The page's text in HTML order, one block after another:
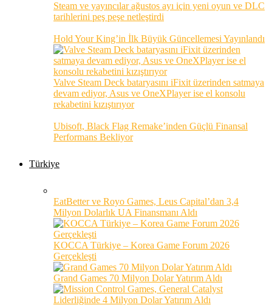
Steam ve yayıncılar ağustos ayı için yeni oyun ve DLC
tarihlerini peş peşe netleştirdi
Hold Your King’in İlk Büyük Güncellemesi Yayınlandı
Valve Steam Deck bataryasını iFixit üzerinden satmaya
devam ediyor, Asus ve OneXPlayer ise el konsolu
rekabetini kızıştırıyor
Ubisoft, Black Flag Remake’inden Güçlü Finansal
Performans Bekliyor
Türkiye
EatBetter ve Royo Games, Leus Capital’dan 3,4
Milyon Dolarlık UA Finansmanı Aldı
KOCCA Türkiye – Korea Game Forum 2026
Gerçekleşti
Grand Games 70 Milyon Dolar Yatırım Aldı